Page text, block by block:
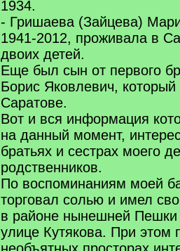
1934.
- Гришаева (Зайцева)
1941-2012, проживала в
двоих детей.
Еще был сын от первого
Борис Яковлевич,
Саратове.
Вот и вся информация
на данный момент,
братьях и сестрах моего
родственников.
По воспоминаниям моей
торговал солью и имел
в районе нынешней
улице Кутякова. При этом